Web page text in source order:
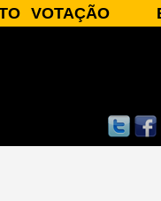
VOTAÇÃO